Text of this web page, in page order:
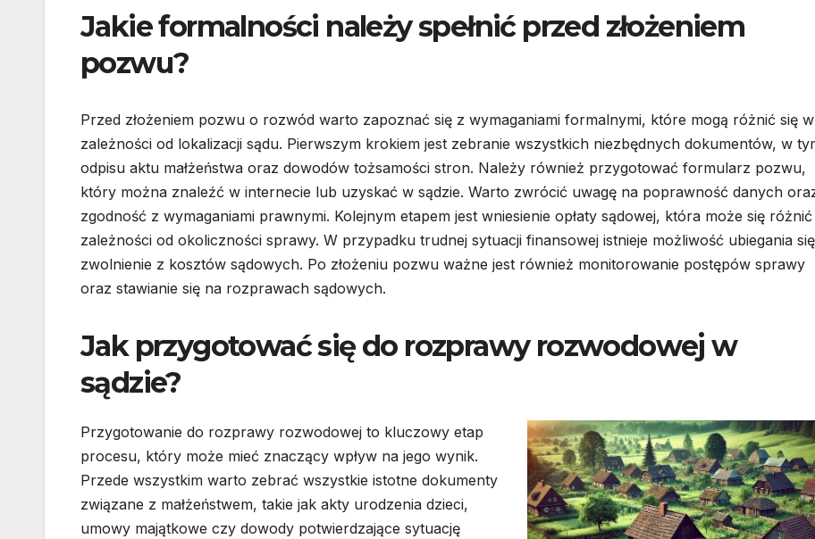
Jakie formalności należy spełnić przed złożeniem
pozwu?
Przed złożeniem pozwu o rozwód warto zapoznać się z wymaganiami formalnymi, które mogą różnić się w
zależności od lokalizacji sądu. Pierwszym krokiem jest zebranie wszystkich niezbędnych dokumentów, w
odpisu aktu małżeństwa oraz dowodów tożsamości stron. Należy również przygotować formularz pozwu,
który można znaleźć w internecie lub uzyskać w sądzie. Warto zwrócić uwagę na poprawność danych
zgodność z wymaganiami prawnymi. Kolejnym etapem jest wniesienie opłaty sądowej, która może się
zależności od okoliczności sprawy. W przypadku trudnej sytuacji finansowej istnieje możliwość ubiegania
zwolnienie z kosztów sądowych. Po złożeniu pozwu ważne jest również monitorowanie postępów sprawy
oraz stawianie się na rozprawach sądowych.
Jak przygotować się do rozprawy rozwodowej w
sądzie?
Przygotowanie do rozprawy rozwodowej to kluczowy etap
procesu, który może mieć znaczący wpływ na jego wynik.
Przede wszystkim warto zebrać wszystkie istotne dokumenty
związane z małżeństwem, takie jak akty urodzenia dzieci,
umowy majątkowe czy dowody potwierdzające sytuację